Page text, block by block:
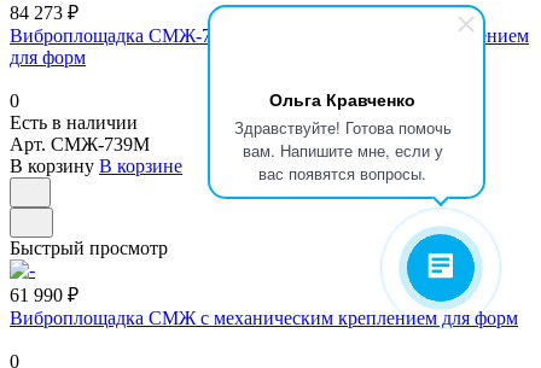
Ольга Кравченко
Здравствуйте! Готова помочь
вам. Напишите мне, если у
вас появятся вопросы.
84 273 ₽
Виброплощадка СМЖ-739М с электромагнитным креплением
для форм
0
Есть в наличии
Арт. СМЖ-739М
В корзину В корзине
Быстрый просмотр
61 990 ₽
Виброплощадка СМЖ с механическим креплением для форм
0